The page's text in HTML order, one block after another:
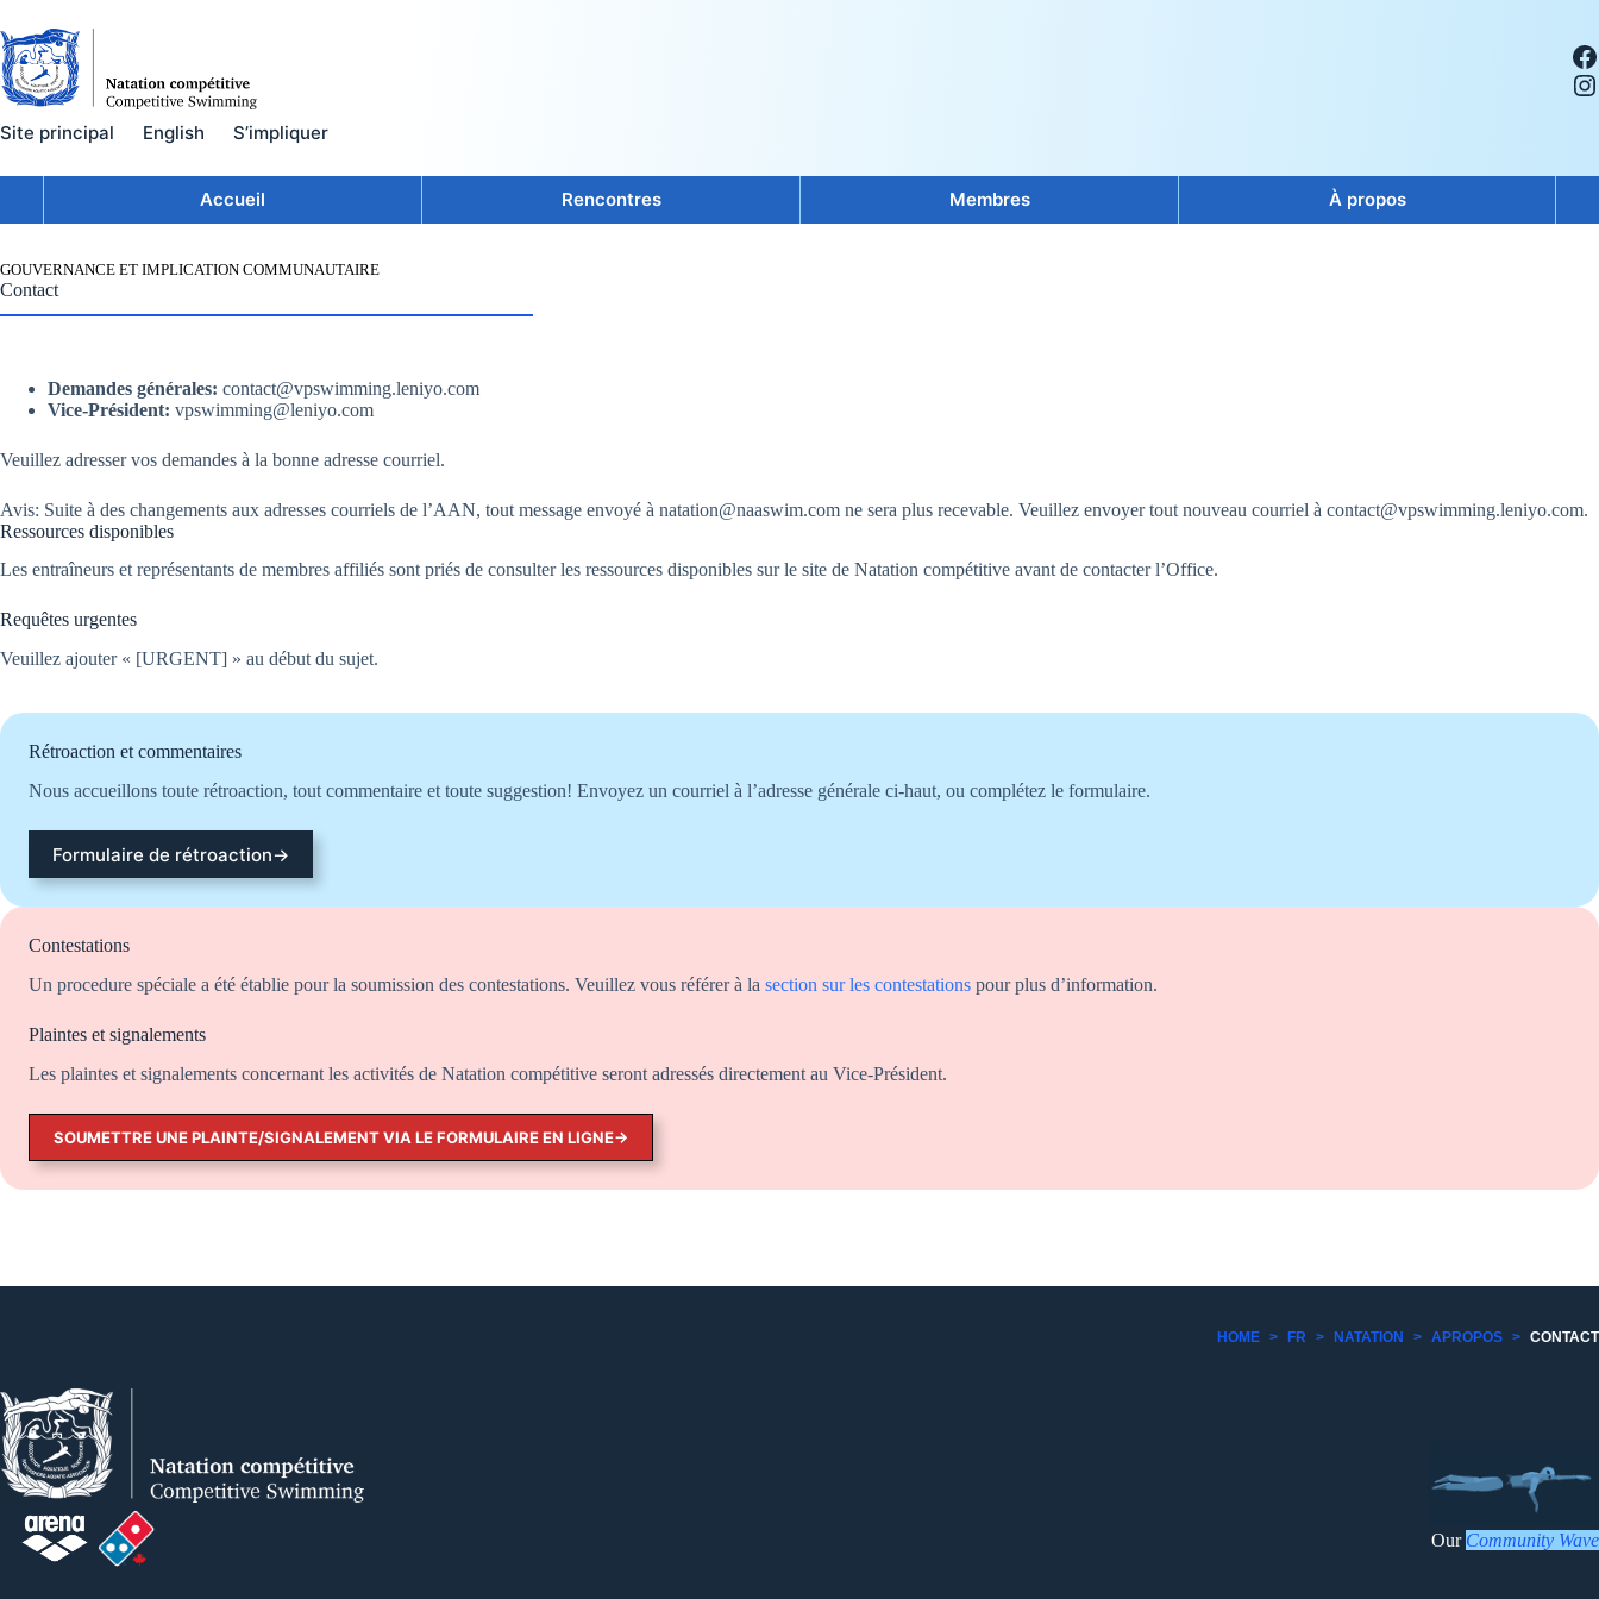
to
content
Facebook
Instagram
Site principal English S’impliquer
Accueil Rencontres Membres À propos
GOUVERNANCE ET IMPLICATION COMMUNAUTAIRE
Contact
Demandes générales: contact@vpswimming.leniyo.com
Vice-Président: vpswimming@leniyo.com
Veuillez adresser vos demandes à la bonne adresse courriel.
Avis: Suite à des changements aux adresses courriels de l’AAN, tout message envoyé à natation@naaswim.com ne sera plus recevable. Veuillez envoyer tout nouveau courriel à contact@vpswimming.leniyo.com.
Ressources disponibles
Les entraîneurs et représentants de membres affiliés sont priés de consulter les ressources disponibles sur le site de Natation compétitive avant de contacter l’Office.
Requêtes urgentes
Veuillez ajouter « [URGENT] » au début du sujet.
Rétroaction et commentaires
Nous accueillons toute rétroaction, tout commentaire et toute suggestion! Envoyez un courriel à l’adresse générale ci-haut, ou complétez le formulaire.
Formulaire de rétroaction→
Contestations
Un procedure spéciale a été établie pour la soumission des contestations. Veuillez vous référer à la section sur les contestations pour plus d’information.
Plaintes et signalements
Les plaintes et signalements concernant les activités de Natation compétitive seront adressés directement au Vice-Président.
SOUMETTRE UNE PLAINTE/SIGNALEMENT VIA LE FORMULAIRE EN LIGNE→
HOME > FR > NATATION > APROPOS > CONTACT
Our Community Wave